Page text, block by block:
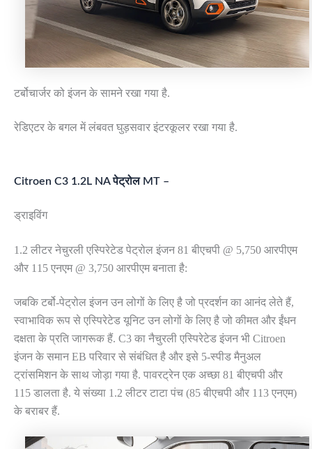
टर्बोचार्जर को इंजन के सामने रखा गया है.
रेडिएटर के बगल में लंबवत घुड़सवार इंटरकूलर रखा गया है.
Citroen C3 1.2L NA पेट्रोल MT –
ड्राइविंग
1.2 लीटर नेचुरली एस्पिरेटेड पेट्रोल इंजन 81 बीएचपी @ 5,750 आरपीएम
और 115 एनएम @ 3,750 आरपीएम बनाता है:
जबकि टर्बो-पेट्रोल इंजन उन लोगों के लिए है जो प्रदर्शन का आनंद लेते हैं,
स्वाभाविक रूप से एस्पिरेटेड यूनिट उन लोगों के लिए है जो कीमत और ईंधन
दक्षता के प्रति जागरूक हैं. C3 का नैचुरली एस्पिरेटेड इंजन भी Citroen
इंजन के समान EB परिवार से संबंधित है और इसे 5-स्पीड मैनुअल
ट्रांसमिशन के साथ जोड़ा गया है. पावरट्रेन एक अच्छा 81 बीएचपी और
115 डालता है. ये संख्या 1.2 लीटर टाटा पंच (85 बीएचपी और 113 एनएम)
के बराबर हैं.